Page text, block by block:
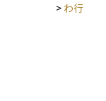
どを通じて、相続税
> わ行